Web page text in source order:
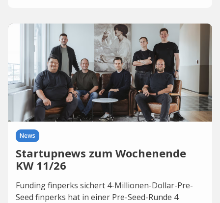
News
Startupnews zum Wochenende
KW 11/26
Funding finperks sichert 4-Millionen-Dollar-Pre-
Seed finperks hat in einer Pre-Seed-Runde 4